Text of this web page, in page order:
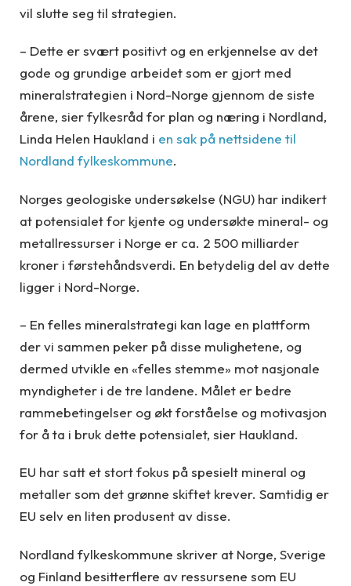
vil slutte seg til strategien.
– Dette er svært positivt og en erkjennelse av det
gode og grundige arbeidet som er gjort med
mineralstrategien i Nord-Norge gjennom de siste
årene, sier fylkesråd for plan og næring i Nordland,
Linda Helen Haukland i en sak på nettsidene til
Nordland fylkeskommune.
Norges geologiske undersøkelse (NGU) har indikert
at potensialet for kjente og undersøkte mineral- og
metallressurser i Norge er ca. 2 500 milliarder
kroner i førstehåndsverdi. En betydelig del av dette
ligger i Nord-Norge.
– En felles mineralstrategi kan lage en plattform
der vi sammen peker på disse mulighetene, og
dermed utvikle en «felles stemme» mot nasjonale
myndigheter i de tre landene. Målet er bedre
rammebetingelser og økt forståelse og motivasjon
for å ta i bruk dette potensialet, sier Haukland.
EU har satt et stort fokus på spesielt mineral og
metaller som det grønne skiftet krever. Samtidig er
EU selv en liten produsent av disse.
Nordland fylkeskommune skriver at Norge, Sverige
og Finland besitterflere av ressursene som EU